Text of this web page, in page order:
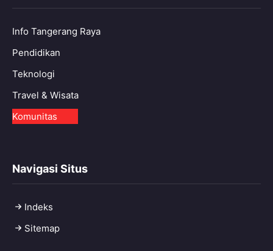
Info Tangerang Raya
Pendidikan
Teknologi
Travel & Wisata
Komunitas
Navigasi Situs
Indeks
Sitemap